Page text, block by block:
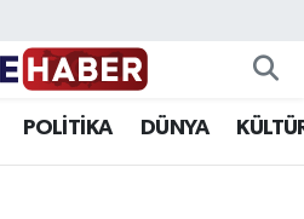
POLİTİKA DÜNYA